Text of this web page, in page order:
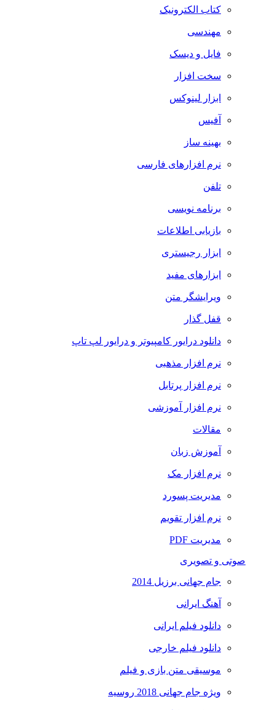
کتاب الکترونیک
مهندسی
فایل و دیسک
سخت افزار
ابزار لینوکس
آفیس
بهینه ساز
نرم افزارهای فارسی
تلفن
برنامه نویسی
بازیابی اطلاعات
ابزار رجیستری
ابزارهای مفید
ویرایشگر متن
قفل گذار
دانلود درایور کامپیوتر و درایور لپ تاپ
نرم افزار مذهبی
نرم افزار پرتابل
نرم افزار آموزشی
مقالات
آموزش زبان
نرم افزار مک
مدیریت پسورد
نرم افزار تقویم
مدیریت PDF
صوتی و تصویری
جام جهانی برزیل 2014
آهنگ ایرانی
دانلود فیلم ایرانی
دانلود فیلم خارجی
موسیقی متن بازی و فیلم
ویژه جام جهانی 2018 روسیه